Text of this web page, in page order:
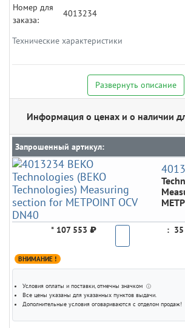
Технические характеристики
Номер для
заказа:
4013234
Развернуть описание
Информация о ценах и о наличии
Запрошенный артикул:
* 107 553 ₽ :
ВНИМАНИЕ !
Условия оплаты и поставки, отмечны значком ⓘ
Все цены указаны для указанных пунктов выдачи.
Дополнительные условия оговариваются с отделом продаж!